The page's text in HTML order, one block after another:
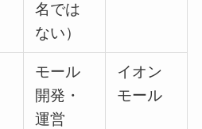
名では
ない）
モール
開発・
運営
イオン
モール